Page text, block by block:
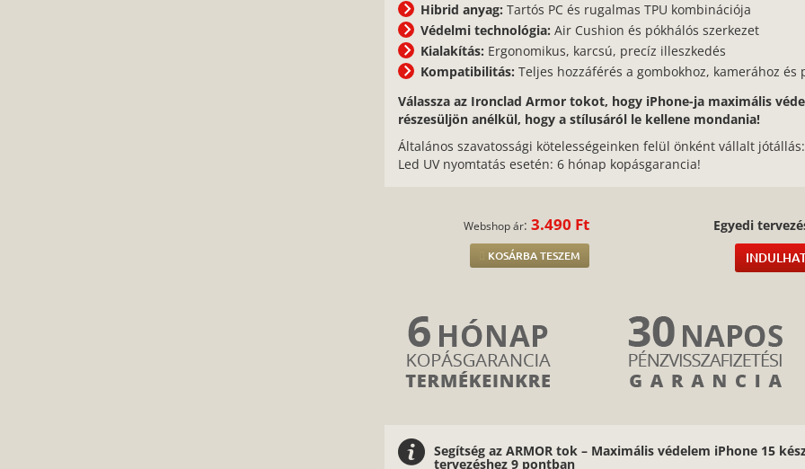
Hibrid anyag: Tartós PC és rugalmas TPU kombinációja
Védelmi technológia: Air Cushion és pókhálós szerkezet
Kialakítás: Ergonomikus, karcsú, precíz illeszkedés
Kompatibilitás: Teljes hozzáférés a gombokhoz, kamerához és
Válassza az Ironclad Armor tokot, hogy iPhone-ja maximális
részesüljön anélkül, hogy a stílusáról le kellene mondania!
Általános szavatossági kötelességeinken felül önként vállalt jótállás:
Led UV nyomtatás esetén: 6 hónap kopásgarancia!
Webshop ár:3.490 Ft
KOSÁRBA TESZEM
Egyedi
Segítség az ARMOR tok – Maximális védelem iPhone 15
tervezéshez 9 pontban